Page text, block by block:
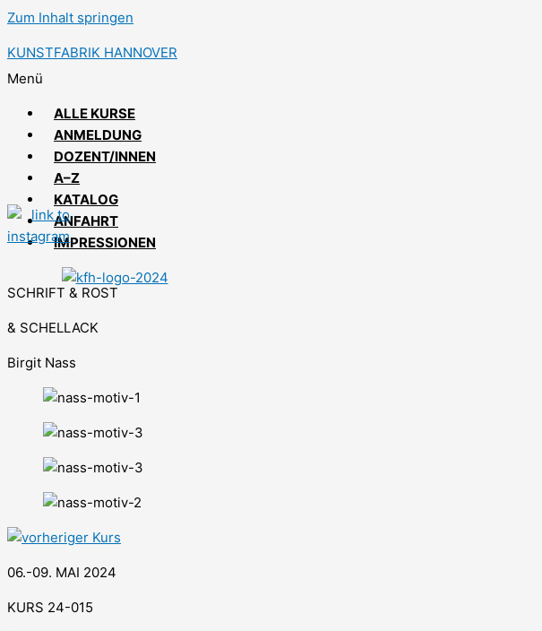
Zum Inhalt springen
KUNSTFABRIK HANNOVER
Menü
ALLE KURSE
ANMELDUNG
DOZENT/INNEN
A–Z
KATALOG
ANFAHRT
IMPRESSIONEN
SCHRIFT & ROST
& SCHELLACK
Birgit Nass
06.-09. MAI 2024
KURS 24-015